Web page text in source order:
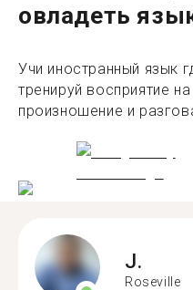
овладеть
Учи иностранный язык
тренируй восприятие
произношение и
J.
Roseville